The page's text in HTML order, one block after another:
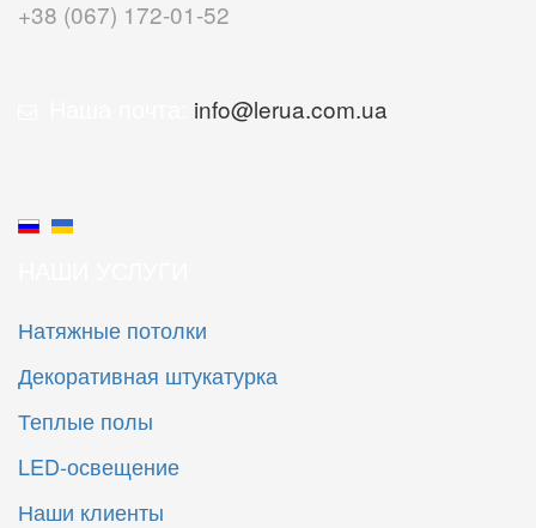
+38 (067) 172-01-52
info@lerua.com.ua
Натяжные потолки
Декоративная штукатурка
Теплые полы
LED-освещение
Наши клиенты